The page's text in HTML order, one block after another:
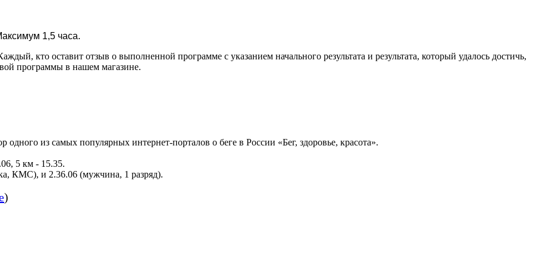
1,5 часа.
кто оставит отзыв о выполненной программе с указанием начального результата и результата, который удалось достичь,
программы в нашем магазине.
одного из самых популярных интернет-порталов о беге в России «Бег, здоровье, красота».
5 км - 15.35.
КМС), и 2.36.06 (мужчина, 1 разряд).
)